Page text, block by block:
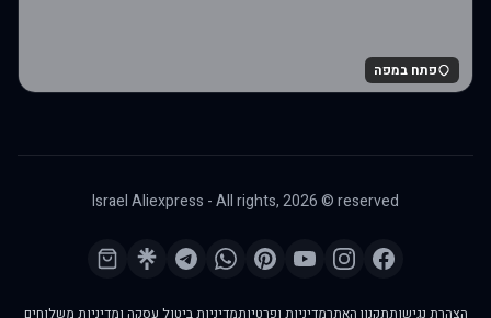
פתח במפה
Israel Aliexpress - All rights,2026© reserved
הצהרת נגישותתקנון האתרמדיניות ופרטיותמדיניות ביטול עסקה ומדיניות משלוחים